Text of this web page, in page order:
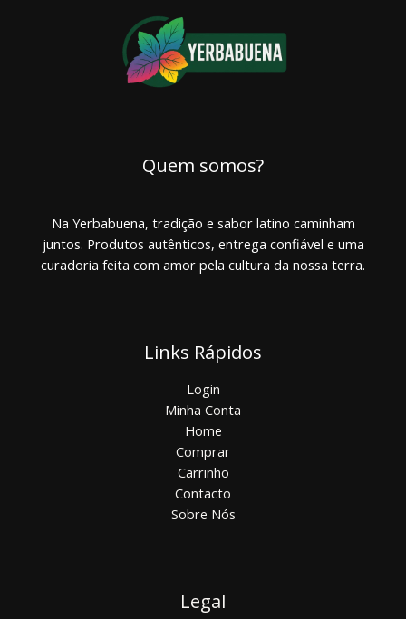
Quem somos?
Na Yerbabuena, tradição e sabor latino caminham
juntos. Produtos autênticos, entrega confiável e uma
curadoria feita com amor pela cultura da nossa terra.
Links Rápidos
Login
Minha Conta
Home
Comprar
Carrinho
Contacto
Sobre Nós
Legal